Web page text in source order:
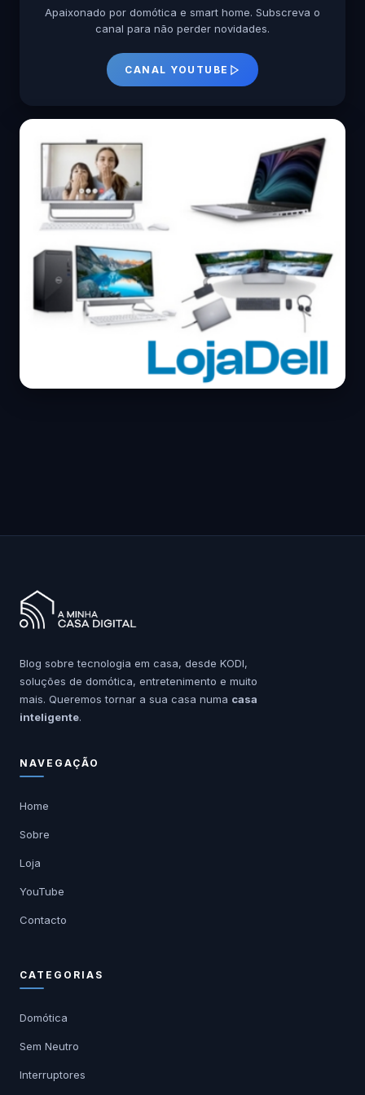
Apaixonado por domótica e smart home. Subscreva o
canal para não perder novidades.
CANAL YOUTUBE
Blog sobre tecnologia em casa, desde KODI,
soluções de domótica, entretenimento e muito
mais. Queremos tornar a sua casa numa casa
inteligente.
NAVEGAÇÃO
Home
Sobre
Loja
YouTube
Contacto
CATEGORIAS
Domótica
Sem Neutro
Interruptores